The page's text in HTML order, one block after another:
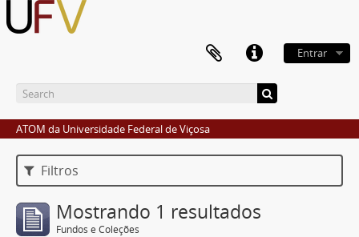
Entrar
ATOM da Universidade Federal de Viçosa
Filtros
Mostrando 1 resultados
Fundos e Coleções